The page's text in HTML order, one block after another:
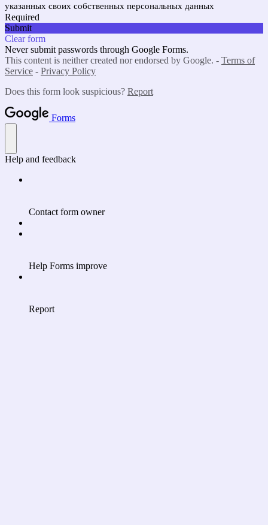
указанных своих собственных персональных данных
Required
Submit
Clear form
Never submit passwords through Google Forms.
This content is neither created nor endorsed by Google. - Terms of
Service - Privacy Policy
Does this form look suspicious? Report
Forms
Help and feedback
Contact form owner
Help Forms improve
Report